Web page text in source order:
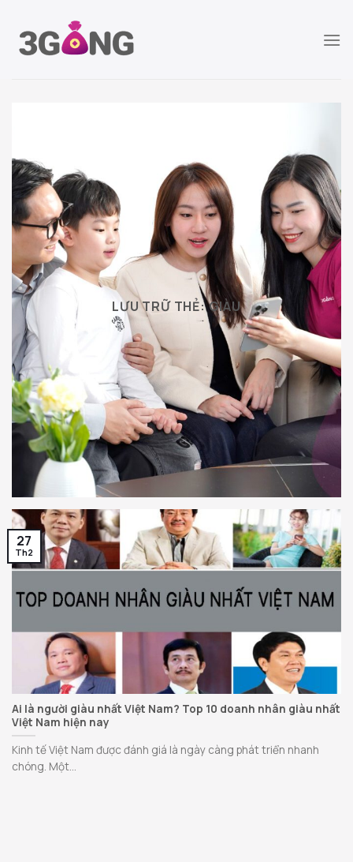
đến
LƯU TRỮ THẺ:GIÀU
Ai là người giàu nhất Việt Nam? Top 10 doanh nhân giàu nhất
Việt Nam hiện nay
Kinh tế Việt Nam được đánh giá là ngày càng phát triển nhanh
chóng. Một...
27
Th2